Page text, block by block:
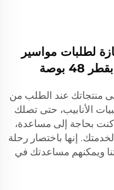
لطلبات مواسير
بوصة
منتجاتك عند الطلب من
الأنابيب، حتى تصلك
بحاجة إلى مساعدة،
إنها باختصار رحلة
ويمكنهم مساعدتك في